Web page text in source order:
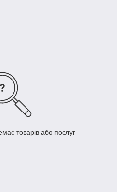
товарів або послуг